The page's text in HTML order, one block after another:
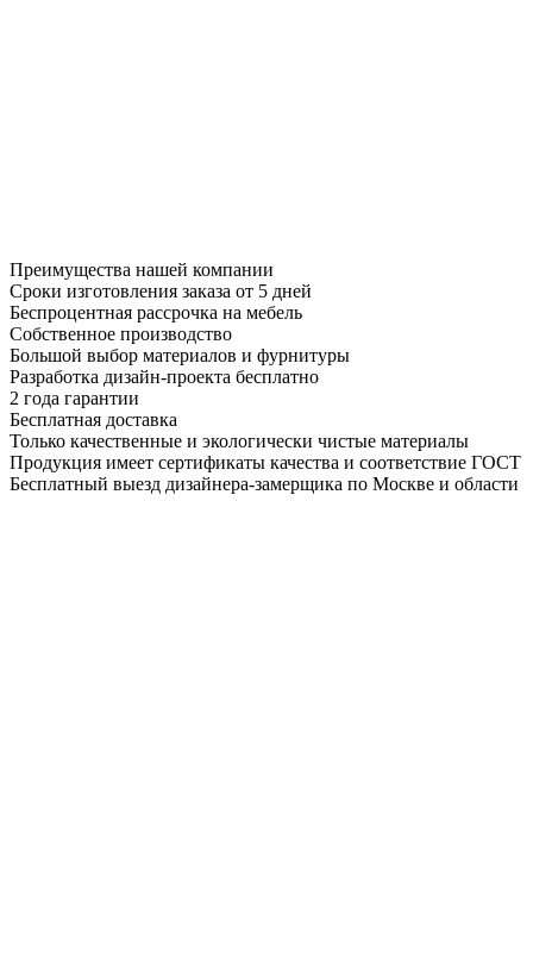
Преимущества нашей компании
Сроки изготовления заказа от 5 дней
Беспроцентная рассрочка на мебель
Собственное производство
Большой выбор материалов и фурнитуры
Разработка дизайн-проекта бесплатно
2 года гарантии
Бесплатная доставка
Только качественные и экологически чистые материалы
Продукция имеет сертификаты качества и соответствие ГОСТ
Бесплатный выезд дизайнера-замерщика по Москве и области